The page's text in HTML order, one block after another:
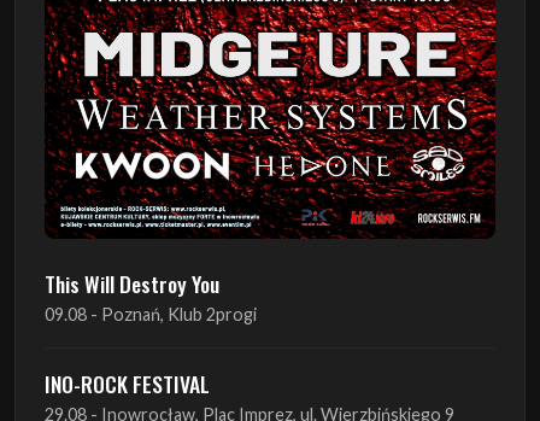
This Will Destroy You
09.08 - Poznań, Klub 2progi
INO-ROCK FESTIVAL
29.08 - Inowrocław, Plac Imprez, ul. Wierzbińskiego 9